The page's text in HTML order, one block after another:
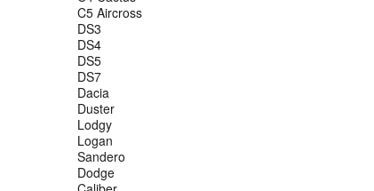
C5 Aircross
DS3
DS4
DS5
DS7
Dacia
Duster
Lodgy
Logan
Sandero
Dodge